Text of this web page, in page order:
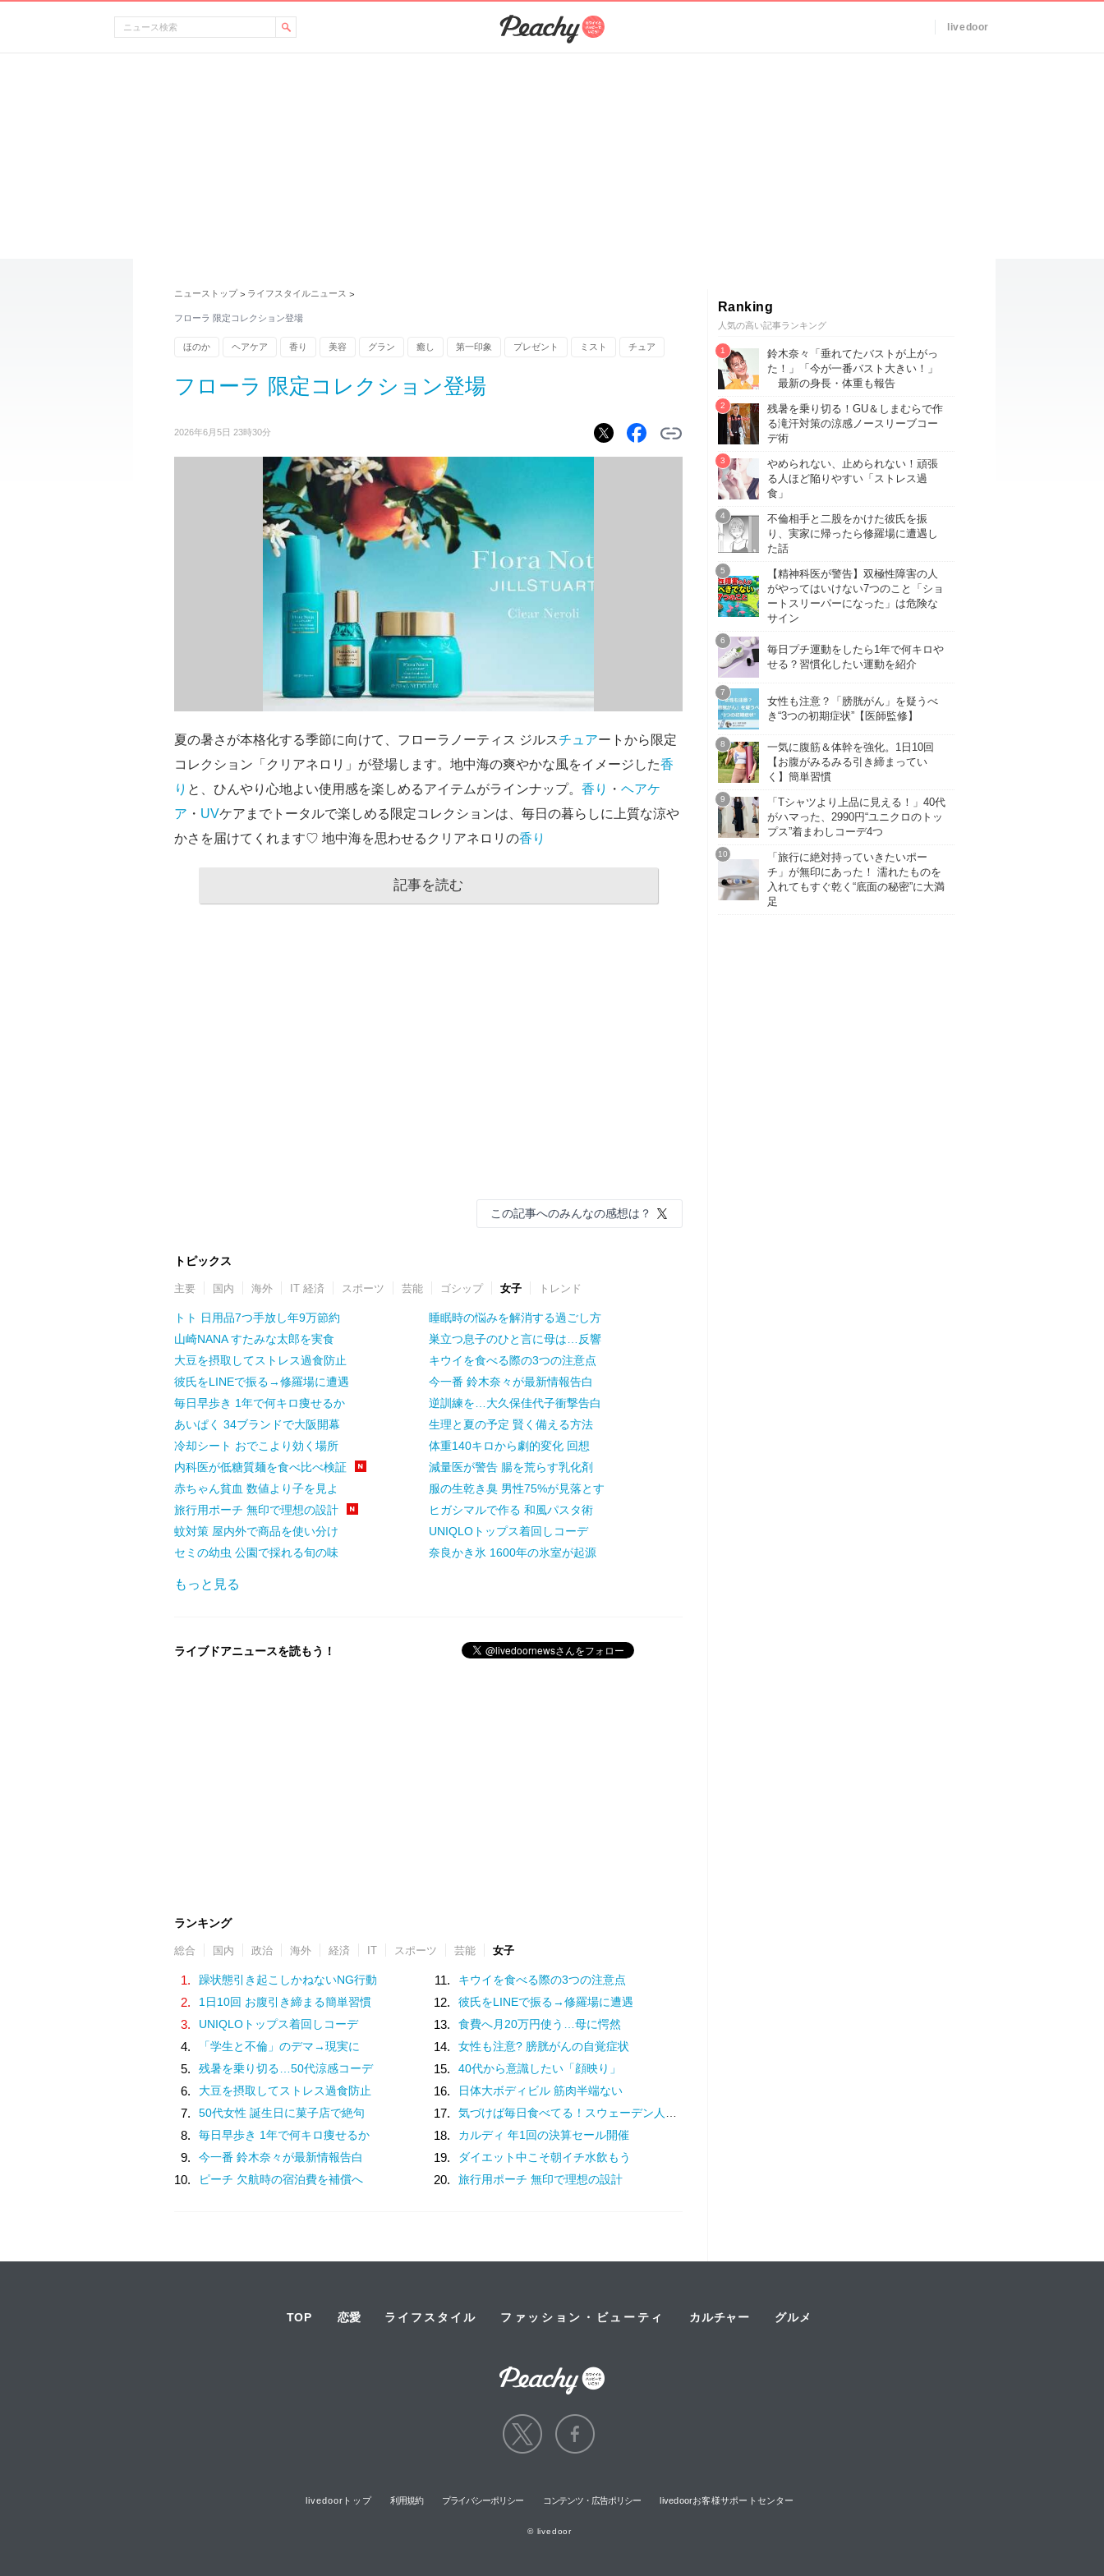
livedoor
ニューストップ > ライフスタイルニュース >
フローラ 限定コレクション登場
ほのか ヘアケア 香り 美容 グラン 癒し 第一印象 プレゼント ミスト チュア
フローラ 限定コレクション登場
2026年6月5日 23時30分
夏の暑さが本格化する季節に向けて、フローラノーティス ジルスチュアートから限定
コレクション「クリアネロリ」が登場します。地中海の爽やかな風をイメージした香
り と、ひんやり心地よい使用感を楽しめるアイテムがラインナップ。 香り ・ ヘアケ
ア ・ UVケアまでトータルで楽しめる限定コレクションは、毎日の暮らしに上質な涼や
かさを届けてくれます♡ 地中海を思わせるクリアネロリの香り
記事を読む
この記事へのみんなの感想は？
トピックス
主要 国内 海外 IT 経済 スポーツ 芸能 ゴシップ 女子 トレンド
トト 日用品7つ手放し年9万節約
山崎NANA すたみな太郎を実食
大豆を摂取してストレス過食防止
彼氏をLINEで振る→修羅場に遭遇
毎日早歩き 1年で何キロ痩せるか
あいぱく 34ブランドで大阪開幕
冷却シート おでこより効く場所
内科医が低糖質麺を食べ比べ検証
赤ちゃん貧血 数値より子を見よ
旅行用ポーチ 無印で理想の設計
蚊対策 屋内外で商品を使い分け
セミの幼虫 公園で採れる旬の味
睡眠時の悩みを解消する過ごし方
巣立つ息子のひと言に母は…反響
キウイを食べる際の3つの注意点
今一番 鈴木奈々が最新情報告白
逆訓練を…大久保佳代子衝撃告白
生理と夏の予定 賢く備える方法
体重140キロから劇的変化 回想
減量医が警告 腸を荒らす乳化剤
服の生乾き臭 男性75%が見落とす
ヒガシマルで作る 和風パスタ術
UNIQLOトップス着回しコーデ
奈良かき氷 1600年の氷室が起源
もっと見る
ライブドアニュースを読もう！
ランキング
総合 国内 政治 海外 経済 IT スポーツ 芸能 女子
1. 躁状態引き起こしかねないNG行動
2. 1日10回 お腹引き締まる簡単習慣
3. UNIQLOトップス着回しコーデ
4. 「学生と不倫」のデマ→現実に
5. 残暑を乗り切る…50代涼感コーデ
6. 大豆を摂取してストレス過食防止
7. 50代女性 誕生日に菓子店で絶句
8. 毎日早歩き 1年で何キロ痩せるか
9. 今一番 鈴木奈々が最新情報告白
10. ピーチ 欠航時の宿泊費を補償へ
11. キウイを食べる際の3つの注意点
12. 彼氏をLINEで振る→修羅場に遭遇
13. 食費へ月20万円使う…母に愕然
14. 女性も注意? 膀胱がんの自覚症状
15. 40代から意識したい「顔映り」
16. 日体大ボディビル 筋肉半端ない
17. 気づけば毎日食べてる！スウェーデン人漫画家がリピートし続ける日本の定番食
18. カルディ 年1回の決算セール開催
19. ダイエット中こそ朝イチ水飲もう
20. 旅行用ポーチ 無印で理想の設計
Ranking
人気の高い記事ランキング
鈴木奈々「垂れてたバストが上がっ
た！」「今が一番バスト大きい！」
最新の身長・体重も報告
残暑を乗り切る！GU＆しまむらで作
る滝汗対策の涼感ノースリーブコー
デ術
やめられない、止められない！頑張
る人ほど陥りやすい「ストレス過
食」
不倫相手と二股をかけた彼氏を振
り、実家に帰ったら修羅場に遭遇し
た話
【精神科医が警告】双極性障害の人
がやってはいけない7つのこと「ショ
ートスリーパーになった」は危険な
サイン
毎日プチ運動をしたら1年で何キロや
せる？習慣化したい運動を紹介
女性も注意？「膀胱がん」を疑うべ
き“3つの初期症状”【医師監修】
一気に腹筋＆体幹を強化。1日10回
【お腹がみるみる引き締まってい
く】簡単習慣
「Tシャツより上品に見える！」40代
がハマった、2990円“ユニクロのトッ
プス”着まわしコーデ4つ
「旅行に絶対持っていきたいポー
チ」が無印にあった！ 濡れたものを
入れてもすぐ乾く“底面の秘密”に大満
足
TOP 恋愛 ライフスタイル ファッション・ビューティ カルチャー グルメ
livedoorトップ 利用規約 プライバシーポリシー コンテンツ・広告ポリシー livedoorお客様サポートセンター
© livedoor